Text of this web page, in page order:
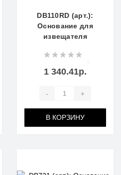
DB110RD (арт.):
Основание для
извещателя
1 340.41р.
- +
В КОРЗИНУ